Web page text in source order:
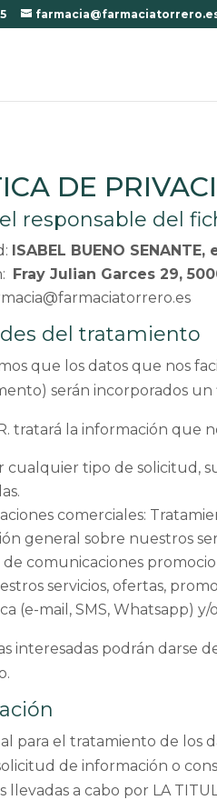
DE
responsable del
ISABEL BUENO
Fray Julian Garces 29,
del tratamiento
que los datos que nos
serán incorporados
tratará la información que
cualquier tipo de solicitud,
comerciales​:
general sobre nuestros
de comunicaciones
servicios, ofertas,
(e-mail, SMS, Whatsapp) y/
interesadas podrán darse
para el tratamiento de los
de información o
llevadas a cabo por LA